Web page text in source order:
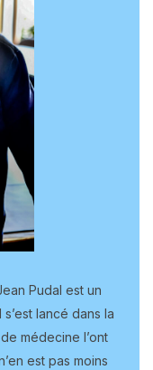
Pudal est un
lancé dans la
médecine l’ont
est pas moins